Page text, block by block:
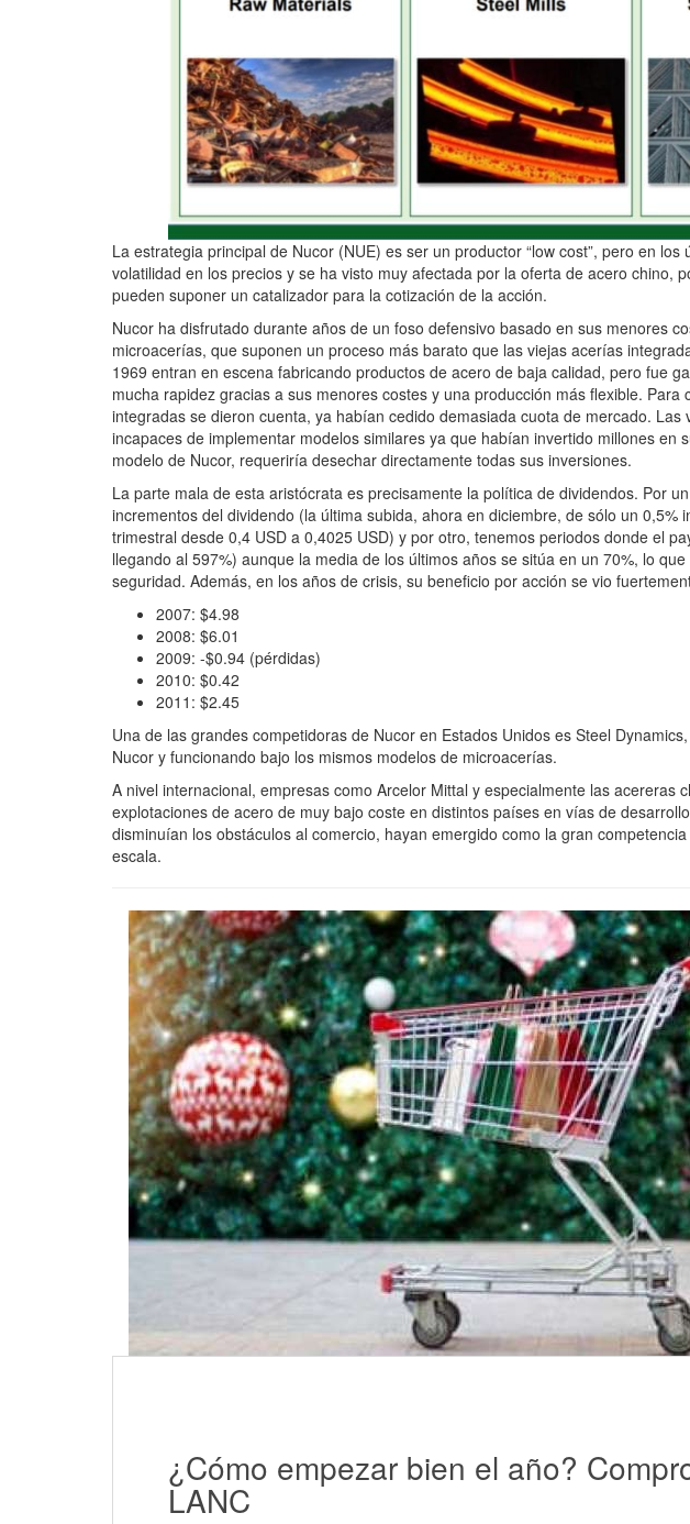
La estrategia principal de Nucor (NUE) es ser un productor “low cost”, pero en
volatilidad en los precios y se ha visto muy afectada por la oferta de acero chino,
pueden suponer un catalizador para la cotización de la acción.
Nucor ha disfrutado durante años de un foso defensivo basado en sus menores
microacerías, que suponen un proceso más barato que las viejas acerías
1969 entran en escena fabricando productos de acero de baja calidad, pero fue
mucha rapidez gracias a sus menores costes y una producción más flexible. Para
integradas se dieron cuenta, ya habían cedido demasiada cuota de mercado. Las
incapaces de implementar modelos similares ya que habían invertido millones en
modelo de Nucor, requeriría desechar directamente todas sus inversiones.
La parte mala de esta aristócrata es precisamente la política de dividendos. Por
incrementos del dividendo (la última subida, ahora en diciembre, de sólo un 0,5%
trimestral desde 0,4 USD a 0,4025 USD) y por otro, tenemos periodos donde el
llegando al 597%) aunque la media de los últimos años se sitúa en un 70%, lo
seguridad. Además, en los años de crisis, su beneficio por acción se vio
2007: $4.98
2008: $6.01
2009: -$0.94 (pérdidas)
2010: $0.42
2011: $2.45
Una de las grandes competidoras de Nucor en Estados Unidos es Steel
Nucor y funcionando bajo los mismos modelos de microacerías.
A nivel internacional, empresas como Arcelor Mittal y especialmente las acereras
explotaciones de acero de muy bajo coste en distintos países en vías de
disminuían los obstáculos al comercio, hayan emergido como la gran
escala.
¿Cómo empezar bien el año?
LANC